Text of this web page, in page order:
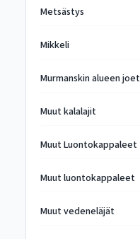
Metsästys
Mikkeli
Murmanskin alueen joet
Muut kalalajit
Muut Luontokappaleet
Muut luontokappaleet
Muut vedeneläjät